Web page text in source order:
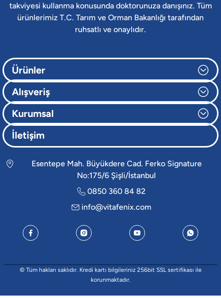
takviyesi kullanma konusunda doktorunuza danışınız. Tüm
ürünlerimiz T.C. Tarım ve Orman Bakanlığı tarafından
ruhsatlı ve onaylıdır.
Ürünler
Alışveriş
Kurumsal
İletişim
Esentepe Mah. Büyükdere Cad. Ferko Signature
No:175/6 Şişli/İstanbul
0850 360 84 82
info@vitafenix.com
© Tüm hakları saklıdır. Kredi kartı bilgileriniz 256bit SSL sertifikası ile
korunmaktadır.